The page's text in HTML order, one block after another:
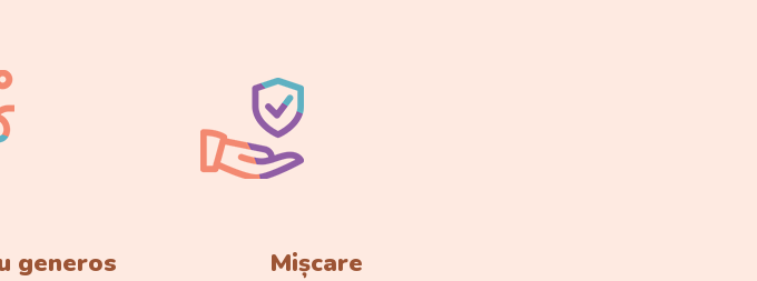
generos Mișcare